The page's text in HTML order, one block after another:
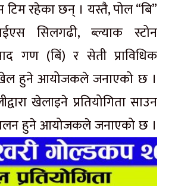
रहेका छन् । यस्तै, पोल “बि”
सिलगढी, ब्ल्याक स्टोन
गण (बिं) र सेती प्राविधिक
खेल हुने आयोजकले जनाएको छ ।
खेलाइने प्रतियोगिता साउन
हुने आयोजकले जनाएको छ ।